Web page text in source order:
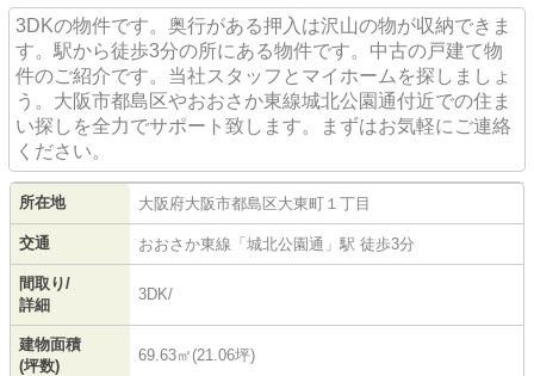
3DKの物件です。奥行がある押入は沢山の物が収納できま
す。駅から徒歩3分の所にある物件です。中古の戸建て物
件のご紹介です。当社スタッフとマイホームを探しましょ
う。大阪市都島区やおおさか東線城北公園通付近での住ま
い探しを全力でサポート致します。まずはお気軽にご連絡
ください。
所在地 大阪府大阪市都島区大東町 １丁目
交通 おおさか東線 「 城北公園通 」駅 徒歩3分
間取り/
詳細
3DK/
建物面積
(坪数)
69.63㎡(21.06坪)